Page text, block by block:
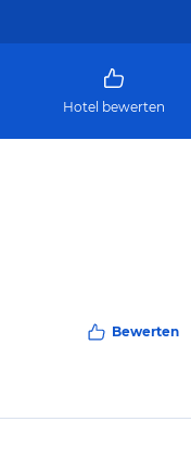
Hotel bewerten
Bewerten